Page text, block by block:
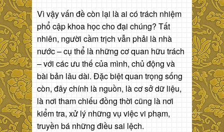
Vì vậy vấn đề còn lại là ai có trách nhiệm
phổ cập khoa học cho đại chúng? Tất
nhiên, người cầm trịch vẫn phải là nhà
nước – cụ thể là những cơ quan hữu trách
– với các ưu thế của mình, chủ động và
bài bản lâu dài. Đặc biệt quan trọng sống
còn, đây chính là nguồn, là cơ sở dữ liệu,
là nơi tham chiếu đồng thời cũng là nơi
kiểm tra, xử lý những vụ việc vi phạm,
truyền bá những điều sai lệch.